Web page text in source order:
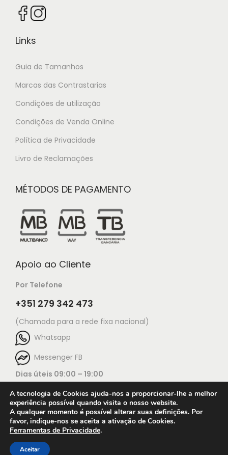
Links
Guia de Tamanhos
Marcas das Contrastarias
Condições de utilização
Condições de Venda Online
Política de Privacidade
Livro de Reclamações
MÉTODOS DE PAGAMENTO
Apoio ao Cliente
Por Telefone
+351 279 342 473
(Chamada para a rede fixa nacional)
Whatsapp
Messenger FB
Dias úteis 09:00 – 19:00
© 2025 Jorge Ourivesaria |
A tecnologia de Cookies ajuda-nos a proporcionar-lhe a melhor
experiência possível quando visita o nosso website.
A qualquer momento é possível alterar suas definições. Por
favor, indique-nos se aceita a ativação de Cookies.
Ferramentas de Privacidade.
Aceitar